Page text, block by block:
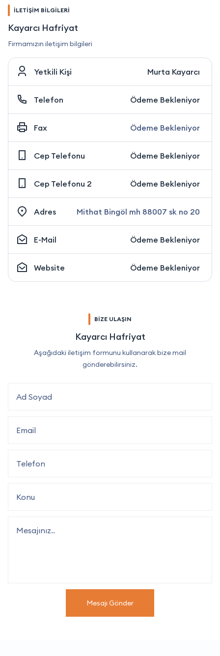
İLETİŞİM BİLGİLERİ
Kayarcı Hafriyat
Firmamızın iletişim bilgileri
Yetkili Kişi Murta Kayarcı
Telefon Ödeme Bekleniyor
Fax Ödeme Bekleniyor
Cep Telefonu Ödeme Bekleniyor
Cep Telefonu 2 Ödeme Bekleniyor
Adres Mithat Bingöl mh 88007 sk no 20
E-Mail Ödeme Bekleniyor
Website Ödeme Bekleniyor
BİZE ULAŞIN
Kayarcı Hafriyat
Aşağıdaki iletişim formunu kullanarak bize mail
gönderebilirsiniz.
Mesajı Gönder